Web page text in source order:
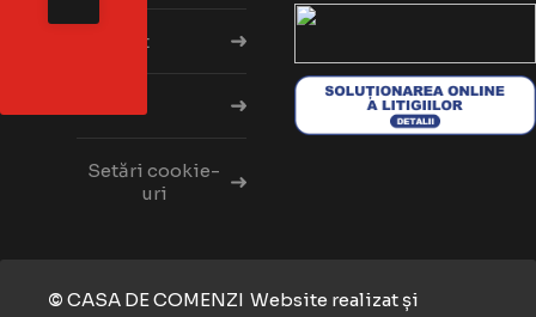
Contact
Setări cookie-
uri
© CASA DE COMENZI Website realizat și